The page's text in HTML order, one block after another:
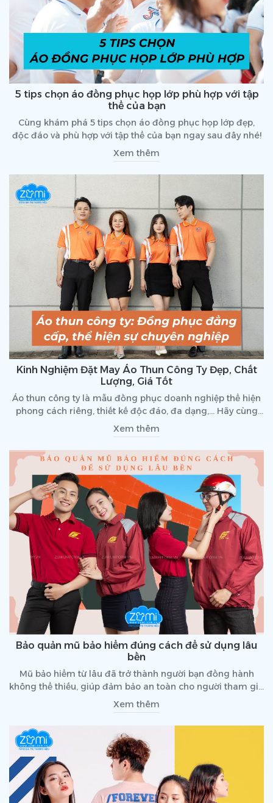
5 tips chọn áo đồng phục họp lớp phù hợp với tập
thể của bạn
Cùng khám phá 5 tips chọn áo đồng phục họp lớp đẹp,
độc đáo và phù hợp với tập thể của bạn ngay sau đây nhé!
Xem thêm
Kinh Nghiệm Đặt May Áo Thun Công Ty Đẹp, Chất
Lượng, Giá Tốt
Áo thun công ty là mẫu đồng phục doanh nghiệp thể hiện
phong cách riêng, thiết kế độc đáo, đa dạng,... Hãy cùng
Đồng phục Zumi tìm hiểu sâu hơn về sản phẩm này!
Xem thêm
Bảo quản mũ bảo hiểm đúng cách để sử dụng lâu
bền
Mũ bảo hiểm từ lâu đã trở thành người bạn đồng hành
không thể thiếu, giúp đảm bảo an toàn cho người tham gia
giao thông. Bài viết sau sẽ bật mí những bí quyết đơn giản
nhưng cực kỳ hiệu quả trong việc bảo quản mũ bảo hiểm.
Cùng tham khảo nhé!
Xem thêm